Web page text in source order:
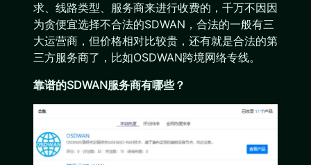
求、线路类型、服务商来进行收费的，千万不因因
为贪便宜选择不合法的SDWAN，合法的一般有三
大运营商，但价格相对比较贵，还有就是合法的第
三方服务商了，比如OSDWAN跨境网络专线。
靠谱的SDWAN服务商有哪些？